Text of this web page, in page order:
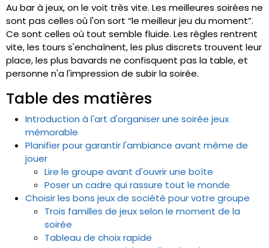
Au bar à jeux, on le voit très vite. Les meilleures soirées ne
sont pas celles où l'on sort “le meilleur jeu du moment”.
Ce sont celles où tout semble fluide. Les règles rentrent
vite, les tours s'enchaînent, les plus discrets trouvent leur
place, les plus bavards ne confisquent pas la table, et
personne n'a l'impression de subir la soirée.
Table des matières
Introduction à l'art d'organiser une soirée jeux
mémorable
Planifier pour garantir l'ambiance avant même de
jouer
Lire le groupe avant d'ouvrir une boîte
Poser un cadre qui rassure tout le monde
Choisir les bons jeux de société pour votre groupe
Trois familles de jeux selon le moment de la
soirée
Tableau de choix rapide